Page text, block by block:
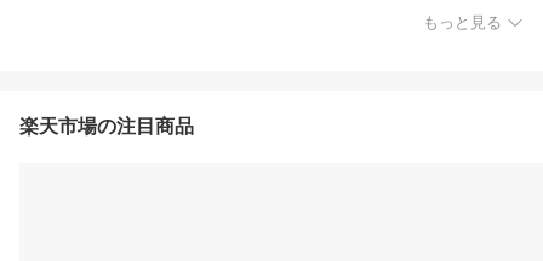
もっと見る
楽天市場の注目商品